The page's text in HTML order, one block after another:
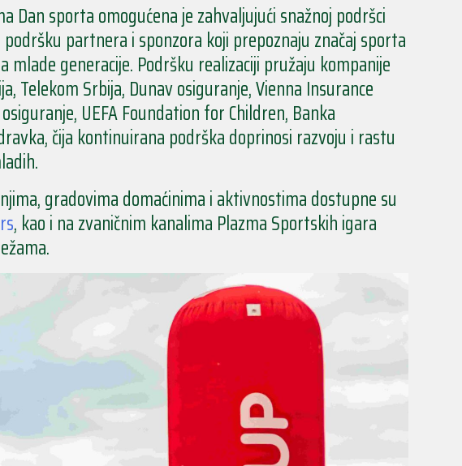
Dan sporta omogućena je zahvaljujući snažnoj podršci
partnera i sponzora koji prepoznaju značaj sporta
mlade generacije. Podršku realizaciji pružaju kompanije
Telekom Srbija, Dunav osiguranje, Vienna Insurance
UEFA Foundation for Children, Banka
čija kontinuirana podrška doprinosi razvoju i rastu
gradovima domaćinima i aktivnostima dostupne su
, kao i na zvaničnim kanalima Plazma Sportskih igara